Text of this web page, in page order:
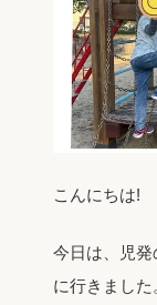
こんにちは!
今日は、児
に行きました